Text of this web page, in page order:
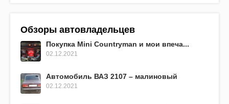
Обзоры автовладельцев
Покупка Mini Countryman и мои впеча...
02.12.2021
Автомобиль ВАЗ 2107 – малиновый
02.12.2021